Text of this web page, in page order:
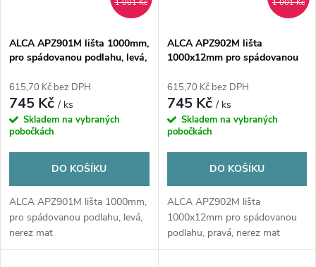
p
r
o
d
u
k
s
p
r
o
d
u
k
1 001 Kč
ALCA APZ901M lišta 1000mm,
pro spádovanou podlahu, levá,
615,70 Kč bez DPH
745 Kč/ ks
Skladem na vybraných
pobočkách
DO KOŠÍKU
ALCA APZ901M lišta 1000mm,
pro spádovanou podlahu, levá,
nerez mat
1 001 Kč
ALCA APZ902M lišta
1000x12mm pro spádovanou
615,70 Kč bez DPH
745 Kč/ ks
Skladem na vybraných
pobočkách
DO KOŠÍKU
ALCA APZ902M lišta
1000x12mm pro spádovanou
podlahu, pravá, nerez mat